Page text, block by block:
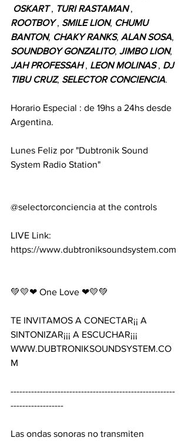
OSKART , TURI RASTAMAN ,
ROOTBOY , SMILE LION, CHUMU
BANTON, CHAKY RANKS, ALAN SOSA,
SOUNDBOY GONZALITO, JIMBO LION,
JAH PROFESSAH , LEON MOLINAS , DJ
TIBU CRUZ, SELECTOR CONCIENCIA.
Horario Especial : de 19hs a 24hs desde
Argentina.
Lunes Feliz por "Dubtronik Sound
System Radio Station"
@selectorconciencia at the controls
LIVE Link:
https://www.dubtroniksoundsystem.com
💚💛❤ One Love ❤💛💚
TE INVITAMOS A CONECTAR¡¡ A
SINTONIZAR¡¡¡ A ESCUCHAR¡¡¡
WWW.DUBTRONIKSOUNDSYSTEM.CO
M
--------------------------------------------------------
------------------
Las ondas sonoras no transmiten